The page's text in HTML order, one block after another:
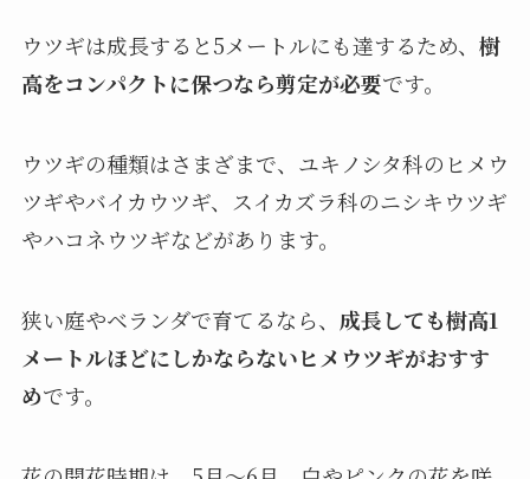
ウツギは成長すると5メートルにも達するため、 樹
高をコンパクトに保つなら剪定が必要です。
ウツギの種類はさまざまで、ユキノシタ科のヒメウ
ツギやバイカウツギ、スイカズラ科のニシキウツギ
やハコネウツギなどがあります。
狭い庭やベランダで育てるなら、 成長しても樹高1
メートルほどにしかならないヒメウツギがおすす
めです。